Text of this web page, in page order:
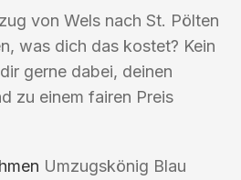
von Wels nach St. Pölten
was dich das kostet? Kein
gerne dabei, deinen
zu einem fairen Preis
Umzugskönig Blau